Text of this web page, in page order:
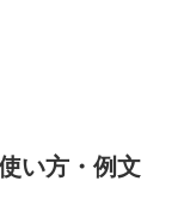
い方・例文